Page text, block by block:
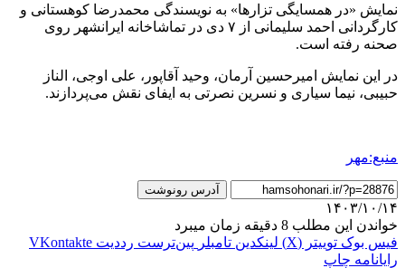
نمایش «در همسایگی تزارها» به نویسندگی محمدرضا کوهستانی و
کارگردانی احمد سلیمانی از ۷ دی در تماشاخانه ایرانشهر روی
صحنه رفته است.
در این نمایش امیرحسین آرمان، وحید آقاپور، علی اوجی، الناز
حبیبی، نیما سیاری و نسرین نصرتی به ایفای نقش می‌پردازند.
منبع:مهر
آدرس رونوشت
۱۴۰۳/۱۰/۱۴
خواندن این مطلب 8 دقیقه زمان میبرد
فیس بوک توییتر (X) لینکدین ‫تامبلر ‫پین‌ترست ‫رددیت ‫VKontakte
رایانامه چاپ